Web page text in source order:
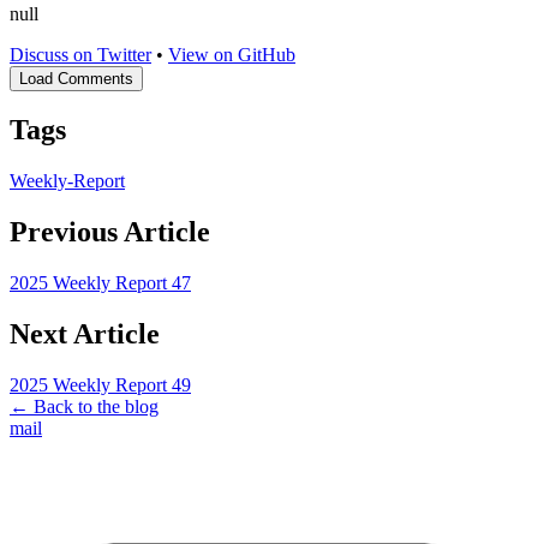
null
Discuss on Twitter• View on GitHub
Load Comments
Tags
Weekly-Report
Previous Article
2025 Weekly Report 47
Next Article
2025 Weekly Report 49
← Back to the blog
mail